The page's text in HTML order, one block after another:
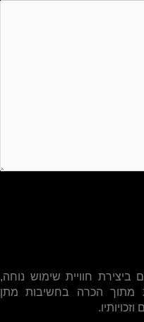
חוויית שימוש נוחה,
מתוך הכרה בחשיבות מתן